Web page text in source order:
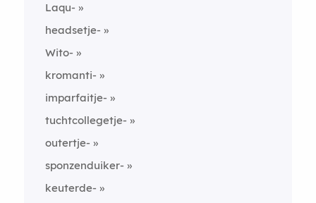
Laqu-
headsetje-
Wito-
kromanti-
imparfaitje-
tuchtcollegetje-
outertje-
sponzenduiker-
keuterde-